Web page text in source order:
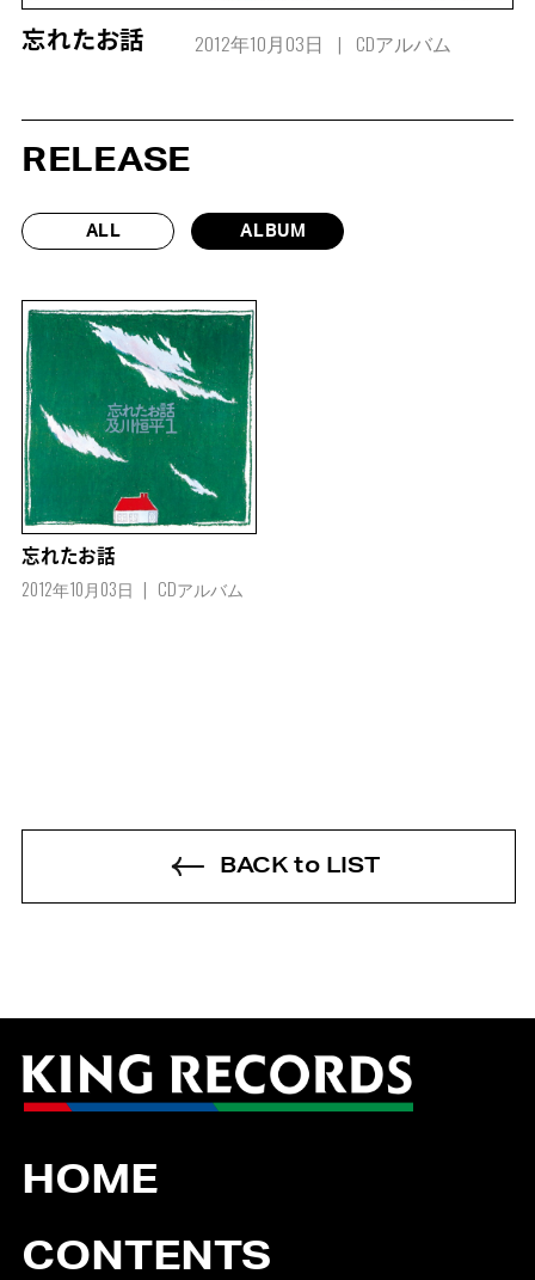
忘れたお話 2012年10月03日 CDアルバム
RELEASE
ALL ALBUM
忘れたお話
2012年10月03日 CDアルバム
BACK to LIST
HOME
CONTENTS